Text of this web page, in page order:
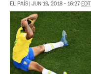
EL PAÍS JUN 19, 2018 - 16:27 EDT